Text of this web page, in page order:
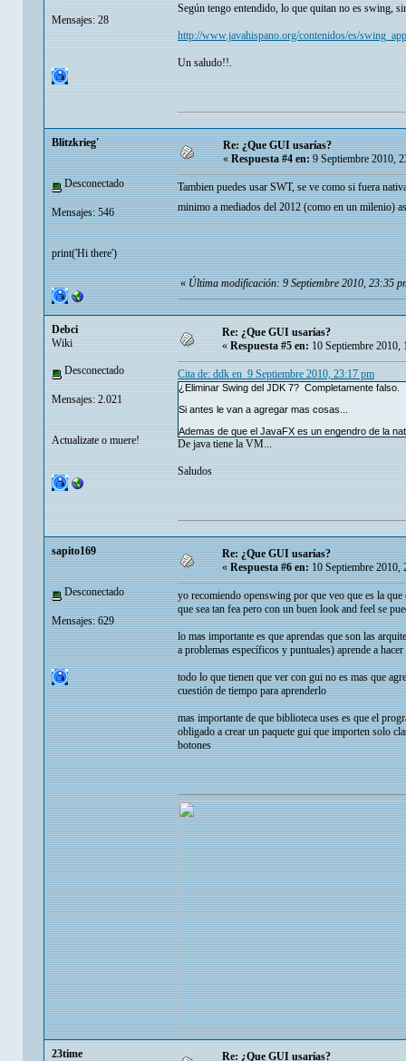
Mensajes: 28
Según tengo entendido, lo que quitan no es swing,
http://www.javahispano.org/contenidos/es/
Un saludo!!.
Blitzkrieg'
Desconectado
Mensajes: 546
print('Hi there')
Re: ¿Que GUI usarías?
«Respuesta #4 en:9 Septiembre 2010,
Tambien puedes usar SWT, se ve como si fuera
minimo a mediados del 2012 (como en un milenio)
«Última modificación: 9 Septiembre 2010, 23:35
Debci
Wiki
Desconectado
Mensajes: 2.021
Actualizate o muere!
Re: ¿Que GUI usarías?
« Respuesta #5 en: 10 Septiembre 2010,
Cita de: ddk en 9 Septiembre 2010, 23:17 pm
¿Eliminar Swing del JDK 7? Completamente falso.
Si antes le van a agregar mas cosas...
Ademas de que el JavaFX es un engendro de la
De java tiene la VM...
Saludos
sapito169
Desconectado
Mensajes: 629
Re: ¿Que GUI usarías?
«Respuesta #6 en:10 Septiembre 2010,
yo recomiendo openswing por que veo que es la
que sea tan fea pero con un buen look and feel se
lo mas importante es que aprendas que son las
a problemas específicos y puntuales) aprende a
todo lo que tienen que ver con gui no es mas que
cuestión de tiempo para aprenderlo
mas importante de que biblioteca uses es que el
obligado a crear un paquete gui que importen solo
botones
23time Re: ¿Que GUI usarías?